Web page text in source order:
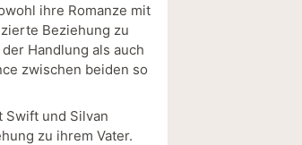
ihre Romanze mit
Beziehung zu
Handlung als auch
zwischen beiden so
Swift und Silvan
zu ihrem Vater.